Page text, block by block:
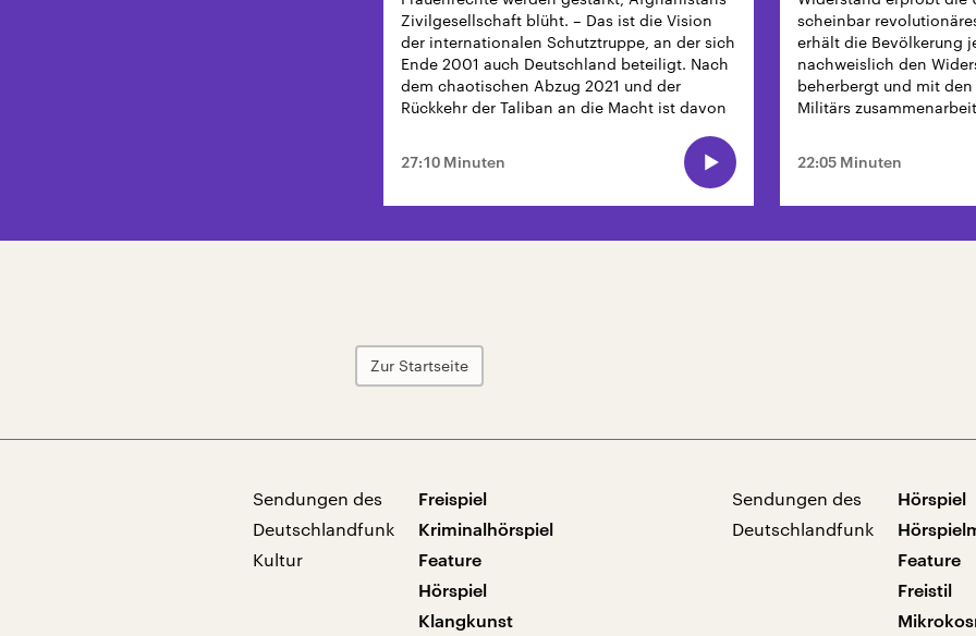
Zivilgesellschaft blüht. – Das ist die Vision
der internationalen Schutztruppe, an der sich
Ende 2001 auch Deutschland beteiligt. Nach
dem chaotischen Abzug 2021 und der
Rückkehr der Taliban an die Macht ist davon
27:10 Minuten
scheinbar
erhält die Bevölkerung
nachweislich den
beherbergt und mit
Militärs
22:05 Minuten
Zur Startseite
Sendungen des
Deutschlandfunk
Kultur
Freispiel
Kriminalhörspiel
Feature
Hörspiel
Klangkunst
Sendungen des
Deutschlandfunk
Hörspiel
Feature
Freistil